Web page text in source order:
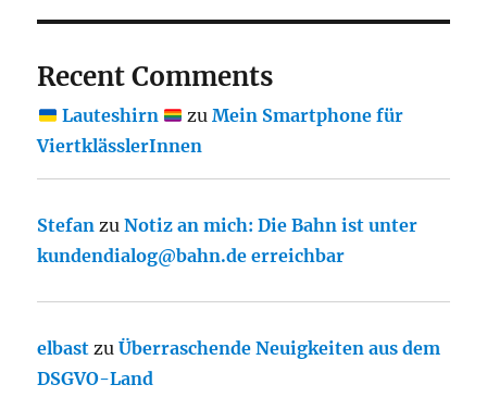
Recent Comments
Lauteshirn zu Mein Smartphone für
ViertklässlerInnen
Stefan zuNotiz an mich: Die Bahn ist unter
kundendialog@bahn.de erreichbar
elbast zuÜberraschende Neuigkeiten aus dem
DSGVO-Land